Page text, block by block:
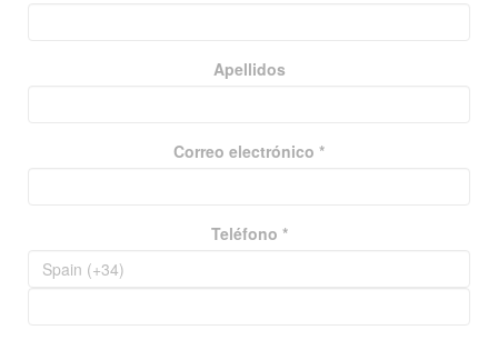
Apellidos
Correo electrónico *
Teléfono *